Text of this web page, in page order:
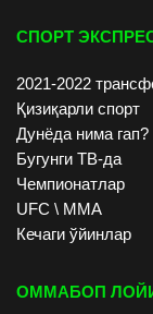
СПОРТ
2021-2022
Қизиқарли спорт
Дунёда нима гап?
Бугунги ТВ-да
Чемпионатлар
UFC \ ММА
Кечаги ўйинлар
ОММАБОП